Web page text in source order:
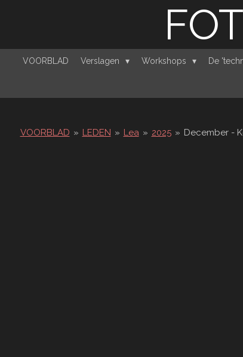
de
hoofdinhoud
VOORBLAD Verslagen Workshops De
VOORBLAD » LEDEN » Lea » 2025 » December -